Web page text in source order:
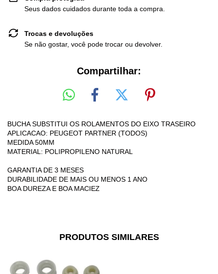
Seus dados cuidados durante toda a compra.
Trocas e devoluções
Se não gostar, você pode trocar ou devolver.
Compartilhar:
BUCHA SUBSTITUI OS ROLAMENTOS DO EIXO TRASEIRO
APLICACAO: PEUGEOT PARTNER (TODOS)
MEDIDA 50MM
MATERIAL: POLIPROPILENO NATURAL
GARANTIA DE 3 MESES
DURABILIDADE DE MAIS OU MENOS 1 ANO
BOA DUREZA E BOA MACIEZ
PRODUTOS SIMILARES